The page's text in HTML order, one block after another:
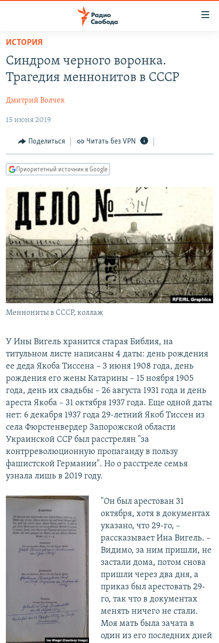
упрощенного
доступа
Вернуться
основному
Вернутся
главной
навигации
Вернутся
поиску
ПОДКАСТЫ
АВТОРСКИЕ ПРОЕКТЫ
ЦИТАТЫ СВОБОДЫ
МНЕНИЯ
КУЛЬТУРА
IDEL.РЕАЛИИ
КАВКАЗ.РЕАЛИИ
СЕВЕР.РЕАЛИИ
СИБИРЬ.РЕАЛИИ
РАСПИСАНИЕ ВЕЩАНИЯ
ПОДПИШИТЕСЬ НА РАССЫЛКУ
СОЦИАЛЬНЫЕ СЕТИ
Все сайты РСЕ/РС
ИСТОРИЯ
Синдром черного воронка.
Трагедия меннонитов в СССР
Дмитрий Волчек
15 июня 2019
Поделиться Читать без VPN
Приоритетный источник в Google
Меннониты в СССР, коллаж
У Ины Вигель хранится старая Библия, на
титульном листе написаны 4 даты: день рождения
ее деда Якоба Тиссена – 3 июня 1908 года, день
рождения его жены Катарины – 15 ноября 1905
года, день их свадьбы – 26 августа 1931 года и день
ареста Якоба – 31 октября 1937 года. Еще одной даты
нет: 6 декабря 1937 года 29-летний Якоб Тиссен из
села Фюрстенвердер Запорожской области
Украинской ССР был расстрелян "за
контрреволюционную пропаганду в пользу
фашистской Германии". Но о расстреле семья
узнала лишь в 2019 году.
"Он был арестован 31
октября, хотя в документах
указано, что 29-го, –
рассказывает Ина Вигель. –
Видимо, за ним пришли, не
застали дома, потом снова
пришли через два дня, а
приказ был арестовать 29-
го, так что в документах
менять ничего не стали.
Моя мать была зачата в
один из его последних дней